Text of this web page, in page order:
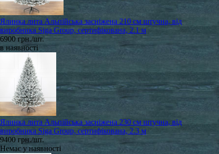
Ялинка лита Альпійська засніжена 210 см штучна, від
виробника Siga Group, сертифікована, 2.1 м
6900 грн./шт.
в наявності
Ялинка лита Альпійська засніжена 230 см штучна, від
виробника Siga Group, сертифікована, 2.3 м
9400 грн./шт.
Немає у наявності